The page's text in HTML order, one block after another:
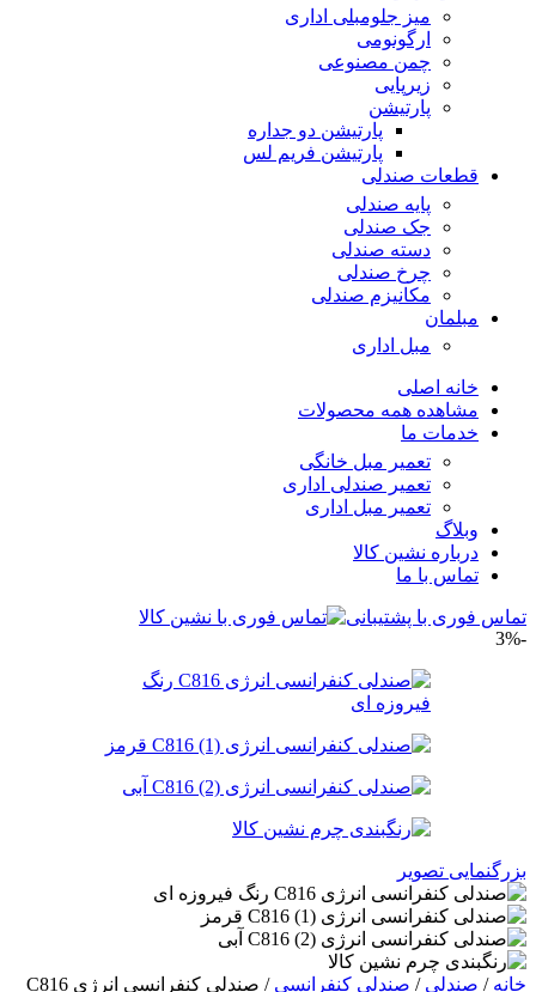
میز جلومبلی اداری
ارگونومی
چمن مصنوعی
زیرپایی
پارتیشن
پارتیشن دو جداره
پارتیشن فریم لس
قطعات صندلی
پایه صندلی
جک صندلی
دسته صندلی
چرخ صندلی
مکانیزم صندلی
مبلمان
مبل اداری
خانه اصلی
مشاهده همه محصولات
خدمات ما
تعمیر مبل خانگی
تعمیر صندلی اداری
تعمیر مبل اداری
وبلاگ
درباره نشین کالا
تماس با ما
تماس فوری با پشتیبانی
-3%
بزرگنمایی تصویر
خانه/ صندلی/ صندلی کنفرانسی/ صندلی کنفرانسی انرژی C816